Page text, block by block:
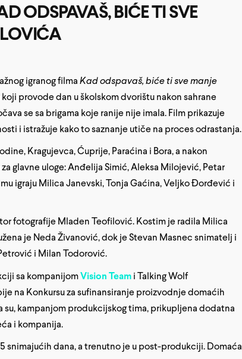
ODSPAVAŠ, BIĆE TI SVE
igranog filma Kad odspavaš, biće ti sve manje
provode dan u školskom dvorištu nakon sahrane
se sa brigama koje ranije nije imala. Film prikazuje
i istražuje kako to saznanje utiče na proces odrastanja.
Kragujevca, Ćuprije, Paraćina i Bora, a nakon
glavne uloge: Anđelija Simić, Aleksa Milojević, Petar
igraju Milica Janevski, Tonja Gaćina, Veljko Đorđević i
fotografije Mladen Teofilović. Kostim je radila Milica
je Neda Živanović, dok je Stevan Masnec snimatelj i
i Milan Todorović.
sa kompanijom Vision Team i Talking Wolf
na Konkursu za sufinansiranje proizvodnje domaćih
su, kampanjom produkcijskog tima, prikupljena dodatna
i kompanija.
snimajućih dana, a trenutno je u post-produkciji. Domaća